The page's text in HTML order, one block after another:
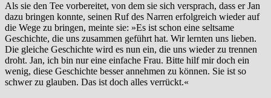
Als sie den Tee vorbereitet, von dem sie sich versprach, dass er Jan
dazu bringen konnte, seinen Ruf des Narren erfolgreich wieder auf
die Wege zu bringen, meinte sie: »Es ist schon eine seltsame
Geschichte, die uns zusammen geführt hat. Wir lernten uns lieben.
Die gleiche Geschichte wird es nun ein, die uns wieder zu trennen
droht. Jan, ich bin nur eine einfache Frau. Bitte hilf mir doch ein
wenig, diese Geschichte besser annehmen zu können. Sie ist so
schwer zu glauben. Das ist doch alles verrückt.«